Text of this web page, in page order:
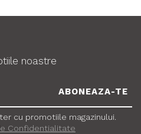
noastre
cu promotiile magazinului.
Confidentialitate